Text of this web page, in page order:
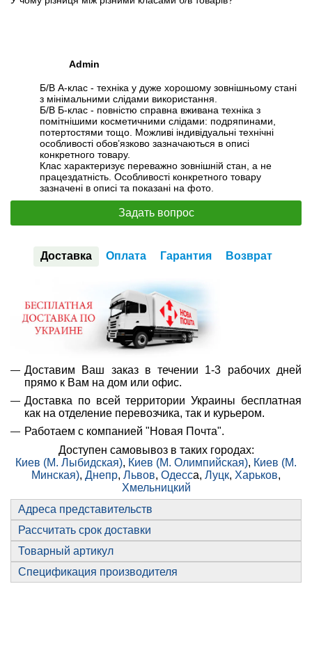
Admin
Б/В А-клас - техніка у дуже хорошому зовнішньому стані
з мінімальними слідами використання.
Б/В Б-клас - повністю справна вживана техніка з
помітнішими косметичними слідами: подряпинами,
потертостями тощо. Можливі індивідуальні технічні
особливості обов’язково зазначаються в описі
конкретного товару.
Клас характеризує переважно зовнішній стан, а не
працездатність. Особливості конкретного товару
зазначені в описі та показані на фото.
Задать вопрос
Доставка Оплата Гарантия Возврат
Доставим Ваш заказ в течении 1-3 рабочих дней
прямо к Вам на дом или офис.
Доставка по всей территории Украины бесплатная
как на отделение перевозчика, так и курьером.
Работаем с компанией "Новая Почта".
Доступен самовывоз в таких городах:
Киев (М. Лыбидская), Киев (М. Олимпийская), Киев (М.
Минская), Днепр, Львов, Одесса, Луцк, Харьков,
Хмельницкий
Адреса представительств
Рассчитать срок доставки
Товарный артикул
Спецификация производителя